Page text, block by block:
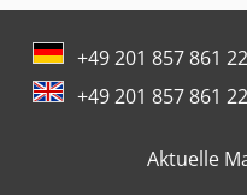
Haas Vf-1
Haas Vf-11/50
+49 201 857 861 22
+49 201 857 861 22
Aktuelle